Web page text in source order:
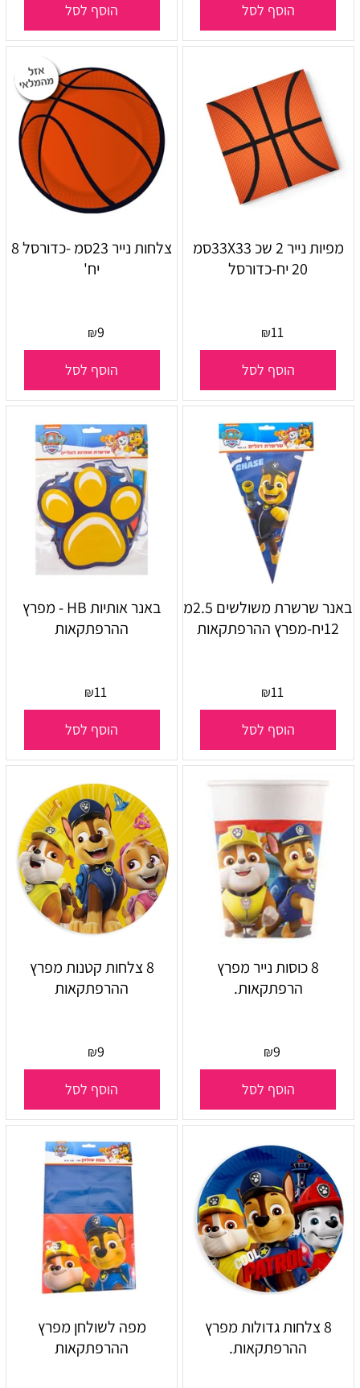
הוסף לסל הוסף לסל
מפיות נייר 2 שכ 33X33סמ
20 יח-כדורסל
₪11
הוסף לסל
צלחות נייר 23סמ -כדורסל 8
יח'
₪9
הוסף לסל
באנר שרשרת משולשים 2.5מ
12יח-מפרץ ההרפתקאות
₪11
הוסף לסל
באנר אותיות HB - מפרץ
ההרפתקאות
₪11
הוסף לסל
8 כוסות נייר מפרץ
הרפתקאות.
₪9
הוסף לסל
8 צלחות קטנות מפרץ
ההרפתקאות
₪9
הוסף לסל
8 צלחות גדולות מפרץ
ההרפתקאות.
מפה לשולחן מפרץ
ההרפתקאות